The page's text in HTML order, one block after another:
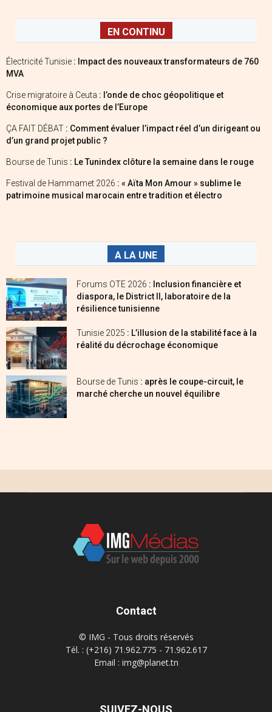
EN CONTINU
Électricité Tunisie : Impact des nouveaux transformateurs de 760
MVA
Crise migratoire à Ceuta : l’onde de choc géopolitique et
économique aux portes de l’Europe
ÇA FAIT DÉBAT : Comment évaluer l’impact réel d’un dirigeant ou
d’un grand projet public ?
Bourse de Tunis : Le Tunindex clôture la semaine dans le rouge
Festival de Hammamet 2026 : « Aïta Mon Amour » sublime le
patrimoine musical marocain entre tradition et électro
A LA UNE
Forums OTE 2026 : Inclusion financière et
diaspora, le District II, laboratoire de la
résilience tunisienne
Tunisie 2025 : L’illusion de la stabilité face à la
réalité du décrochage économique
Bourse de Tunis : après le coupe-circuit, le
marché cherche un nouvel équilibre
Contact
© IMG - Tous droits réservés
Tél. : (+216) 71.962.775 - 71.962.617
Email : img@planet.tn
SUIVEZ-NOUS